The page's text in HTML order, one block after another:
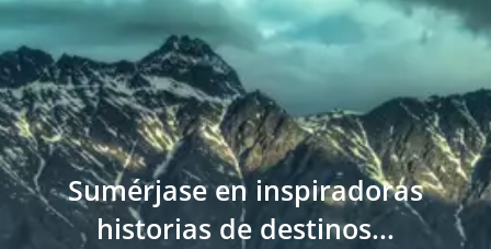
Sumérjase en inspiradoras
historias de destinos...